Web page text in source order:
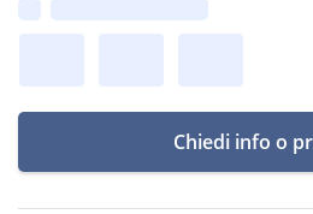
Chiedi info o